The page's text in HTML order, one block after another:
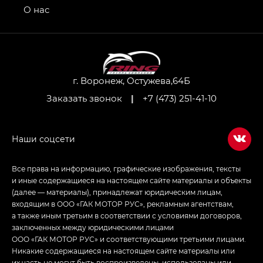
привод — GB AWD, Джи Эль Полный привод —
Джи Ти — GT, Джи Икс — GX,
Джи Икс ПРЕМИУМ — GX PREMIUM, ЛАУНЖ —
Empow — Эмпау (Empow) в комплектации
г. Воронеж, Остужева,64Б
Заказать звонок
| +7 (473) 251-41-10
О нас
Все права на информацию, графические изображения, тексты
и иные содержащиеся на настоящем сайте материалы и объекты
(далее — материалы), принадлежат юридическим лицам,
входящим в ООО «ГАК МОТОР РУС», рекламным агентствам,
а также иным третьим в соответствии с условиями договоров,
заключенных между юридическими лицами
ООО «ГАК МОТОР РУС» и соответствующими третьими лицами.
Никакие содержащиеся на настоящем сайте материалы или